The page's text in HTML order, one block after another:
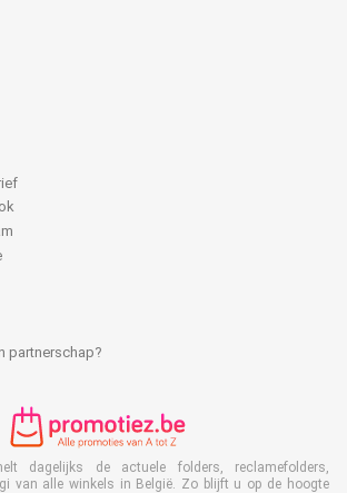
partnerschap?
dagelijks de actuele folders, reclamefolders,
van alle winkels in België. Zo blijft u op de hoogte